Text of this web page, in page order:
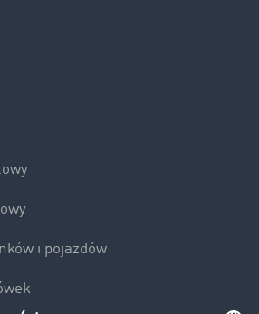
i pojazdów